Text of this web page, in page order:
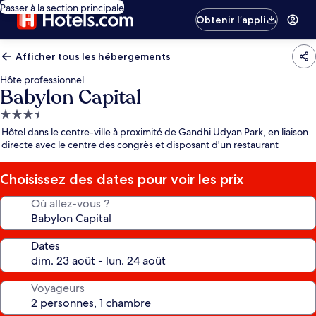
Passer à la section principale
Obtenir l’appli
Afficher tous les hébergements
Hôte professionnel
Babylon Capital
Hébergement
3.5 étoiles
Hôtel dans le centre-ville à proximité de Gandhi Udyan Park, en liaison
directe avec le centre des congrès et disposant d'un restaurant
Choisissez des dates pour voir les prix
Où allez-vous ?
Dates
Voyageurs